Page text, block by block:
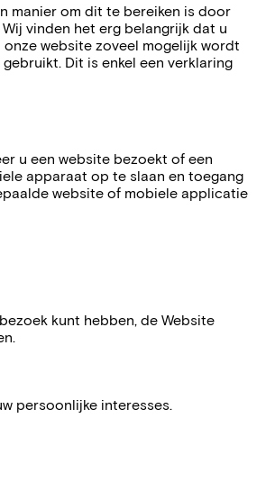
manier om dit te bereiken is door
vinden het erg belangrijk dat u
website zoveel mogelijk wordt
Dit is enkel een verklaring
u een website bezoekt of een
apparaat op te slaan en toegang
website of mobiele applicatie
kunt hebben, de Website
persoonlijke interesses.